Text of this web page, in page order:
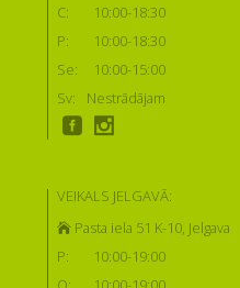
C:
10:00-18:30
P:
10:00-18:30
Se:
10:00-15:00
Sv:
Nestrādājam
VEIKALS JELGAVĀ:
Pasta iela 51 K-10, Jelgava
P:
10:00-19:00